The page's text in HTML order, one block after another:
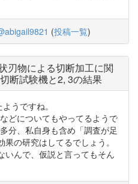
(投稿一覧)
刃物による切断加工に関
断試験機と2, 3の結果
うですね。
どについてもやってるようで
分、私自身も含め「調査が足
の研究はしてるでしょう。
いんで、仮説と言ってもそん